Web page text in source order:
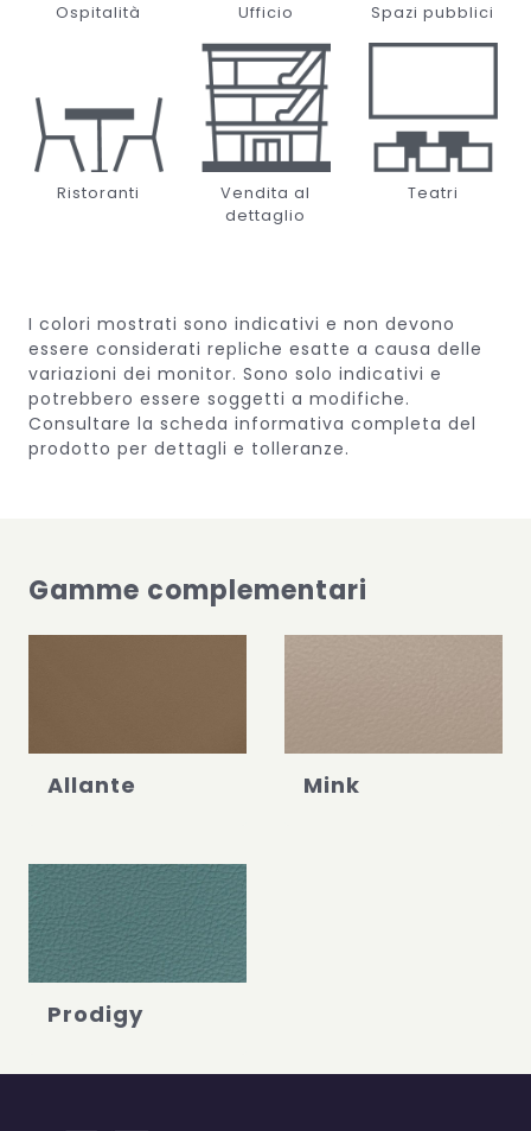
Ospitalità Ufficio Spazi pubblici
Ristoranti
Vendita al
dettaglio
Teatri
I colori mostrati sono indicativi e non devono
essere considerati repliche esatte a causa delle
variazioni dei monitor. Sono solo indicativi e
potrebbero essere soggetti a modifiche.
Consultare la scheda informativa completa del
prodotto per dettagli e tolleranze.
Gamme complementari
Allante Mink
Prodigy